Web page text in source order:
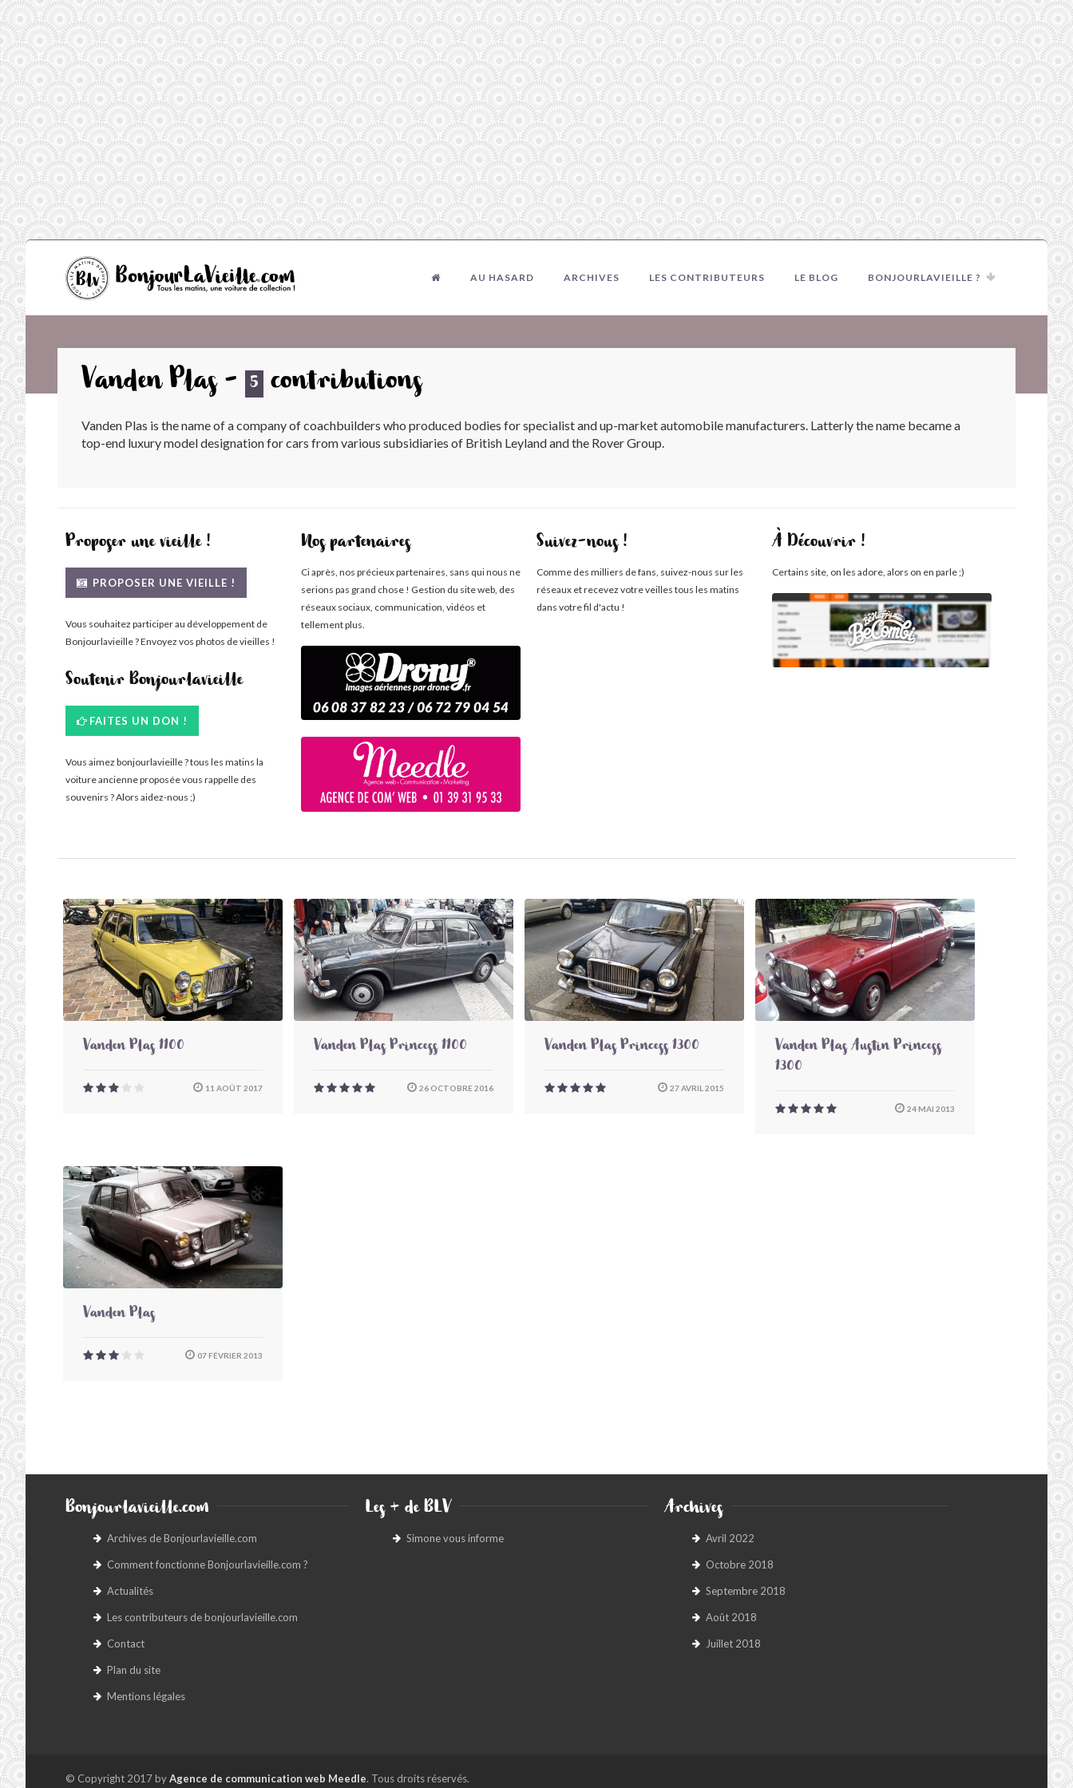
AU HASARD ARCHIVES LES CONTRIBUTEURS LE BLOG BONJOURLAVIEILLE ?
Vanden Plas - 5 contributions
Vanden Plas is the name of a company of coachbuilders who produced bodies for specialist and up-market automobile manufacturers. Latterly the name became a
top-end luxury model designation for cars from various subsidiaries of British Leyland and the Rover Group.
Proposer une vieille !
PROPOSER UNE VIEILLE !
Vous souhaitez participer au développement de
Bonjourlavieille ? Envoyez vos photos de vieilles !
Soutenir Bonjourlavieille
FAITES UN DON !
Vous aimez bonjourlavieille ? tous les matins la
voiture ancienne proposée vous rappelle des
souvenirs ? Alors aidez-nous ;)
Nos partenaires
Ci après, nos précieux partenaires, sans qui nous ne
serions pas grand chose ! Gestion du site web, des
réseaux sociaux, communication, vidéos et
tellement plus.
Suivez-nous !
Comme des milliers de fans, suivez-nous sur les
réseaux et recevez votre veilles tous les matins
dans votre fil d'actu !
À Découvrir !
Certains site, on les adore, alors on en parle ;)
Vanden Plas 1100
11 AOÛT 2017
Vanden Plas Princess 1100
26 OCTOBRE 2016
Vanden Plas Princess 1300
27 AVRIL 2015
Vanden Plas Austin Princess
1300
24 MAI 2013
Vanden Plas
07 FÉVRIER 2013
Bonjourlavieille.com
Archives de Bonjourlavieille.com
Comment fonctionne Bonjourlavieille.com ?
Actualités
Les contributeurs de bonjourlavieille.com
Contact
Plan du site
Mentions légales
Les + de BLV
Simone vous informe
Archives
Avril 2022
Octobre 2018
Septembre 2018
Août 2018
Juillet 2018
© Copyright 2017 byAgence de communication web Meedle. Tous droits réservés.